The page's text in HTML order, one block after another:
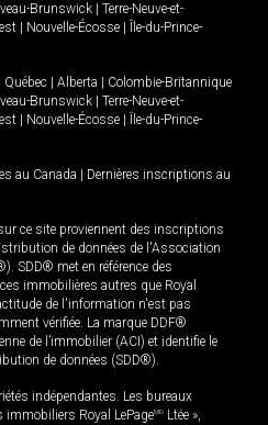
Brunswick
Terre-Neuve-et-
Nouvelle-Écosse
Île-du-Prince-
Québec Alberta
Colombie-Britannique
Brunswick
Terre-Neuve-et-
Nouvelle-Écosse
Île-du-Prince-
au Canada
Dernières inscriptions au
ce site proviennent des inscriptions
de données de l'Association
SDD® met en référence des
immobilières autres que Royal
de l'information n'est pas
vérifiée. La marque DDF®
de l’immobilier (ACI) et identifie le
de données (SDD®).
indépendantes. Les bureaux
immobiliers Royal LePageMD Ltée »,